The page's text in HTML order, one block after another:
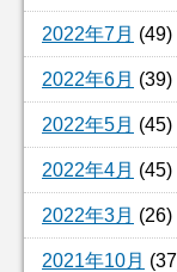
2022年7月 (49)
2022年6月 (39)
2022年5月 (45)
2022年4月 (45)
2022年3月 (26)
2021年10月